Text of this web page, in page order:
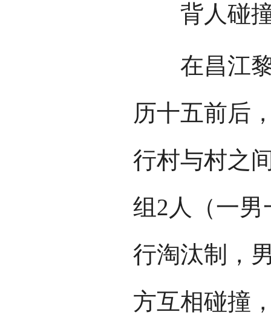
背人碰
在昌江黎
历十五前后
行村与村之
组2人（一
行淘汰制，
方互相碰撞